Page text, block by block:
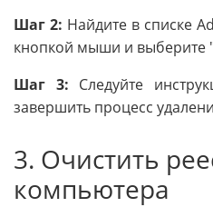
Шаг 2: Найдите в списке
кнопкой мыши и выберите
Шаг 3: Следуйте
завершить процесс
3. Очистить
компьютера